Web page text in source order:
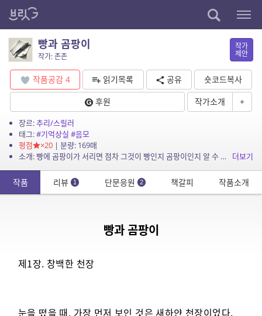
빵과 곰팡이
작가: 존존
작가
제안
작품공감 4 읽기목록 공유
숏코드복사
후원
작가소개 +
장르:추리/스릴러
태그:#기억상실 #음모
평점
×20| 분량: 169매
소개: 빵에 곰팡이가 서리면 점차 그것이 빵인지 곰팡이인지 알 수 없게 된다. 주인공인 권도준도 자신의 존재가 무엇인지 점차 알 수 없게 된다.
더보기
작품 리뷰 1 단문응원 2 책갈피 작품소개
빵과 곰팡이
제1장. 창백한 천장
눈을 떴을 때, 가장 먼저 보인 것은 새하얀 천장이었다.